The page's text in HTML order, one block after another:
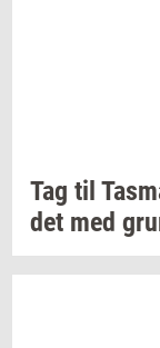
Tag til
det med